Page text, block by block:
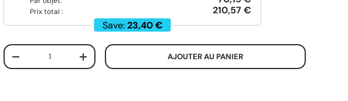
Prix total :
210,57 €
Save: 23,40 €
Qté
-
+ AJOUTER AU PANIER